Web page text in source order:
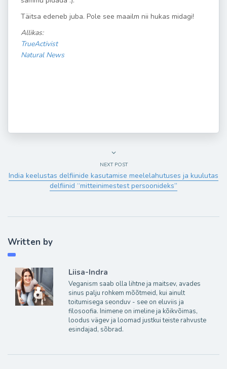
Täitsa edeneb juba. Pole see maailm nii hukas midagi!
Allikas:
TrueActivist
Natural News
NEXT POST
India keelustas delfiinide kasutamise meelelahutuses ja kuulutas
delfiinid “mitteinimestest persoonideks”
Written by
Liisa-Indra
Veganism saab olla lihtne ja maitsev, avades
sinus palju rohkem mõõtmeid, kui ainult
toitumisega seonduv - see on eluviis ja
filosoofia. Inimene on imeline ja kõikvõimas,
loodus vägev ja loomad justkui teiste rahvuste
esindajad, sõbrad.